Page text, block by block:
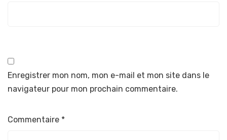
Enregistrer mon nom, mon e-mail et mon site dans le
navigateur pour mon prochain commentaire.
Commentaire *